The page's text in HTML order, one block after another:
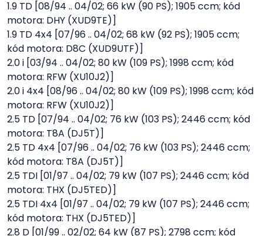
1.9 TD [08/94 .. 04/02; 66 kW (90 PS); 1905 ccm; kód
motora: DHY (XUD9TE)]
1.9 TD 4x4 [07/96 .. 04/02; 68 kW (92 PS); 1905 ccm;
kód motora: D8C (XUD9UTF)]
2.0 i [03/94 .. 04/02; 80 kW (109 PS); 1998 ccm; kód
motora: RFW (XU10J2)]
2.0 i 4x4 [08/96 .. 04/02; 80 kW (109 PS); 1998 ccm; kód
motora: RFW (XU10J2)]
2.5 TD [07/94 .. 04/02; 76 kW (103 PS); 2446 ccm; kód
motora: T8A (DJ5T)]
2.5 TD 4x4 [07/96 .. 04/02; 76 kW (103 PS); 2446 ccm;
kód motora: T8A (DJ5T)]
2.5 TDI [01/97 .. 04/02; 79 kW (107 PS); 2446 ccm; kód
motora: THX (DJ5TED)]
2.5 TDI 4x4 [01/97 .. 04/02; 79 kW (107 PS); 2446 ccm;
kód motora: THX (DJ5TED)]
2.8 D [01/99 .. 02/02; 64 kW (87 PS); 2798 ccm; kód